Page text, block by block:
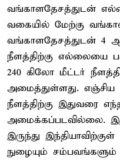
வங்காளதேசத்துடன்
வகையில் மேற்கு
வங்காளதேசத்துடன் 4
நீளத்திற்கு எல்லையை
240 கிலோ மீட்டர்
அமைத்துள்ளது. எஞ்சிய
நீளத்திற்கு இதுவரை
அமைக்கப்படவில்லை.
இருந்து
நுழையும்